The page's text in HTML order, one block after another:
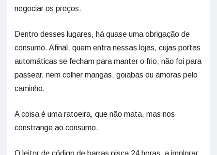
negociar os preços.
Dentro desses lugares, há quase uma obrigação de
consumo. Afinal, quem entra nessas lojas, cujas portas
automáticas se fecham para manter o frio, não foi para
passear, nem colher mangas, goiabas ou amoras pelo
caminho.
A coisa é uma ratoeira, que não mata, mas nos
constrange ao consumo.
O leitor de código de barras pisca 24 horas, a implorar